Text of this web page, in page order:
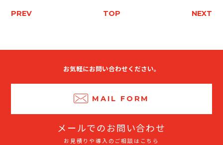
PREV TOP NEXT
お気軽にお問い合わせください。
MAIL FORM
メールでのお問い合わせ
お見積りや導入のご相談はこちら